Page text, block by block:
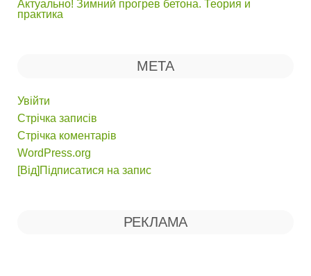
Актуально! Зимний прогрев бетона. Теория и
практика
МЕТА
Увійти
Стрічка записів
Стрічка коментарів
WordPress.org
[Від]Підписатися на запис
РЕКЛАМА